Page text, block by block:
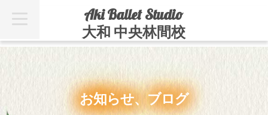
Aki Ballet Studio
大和 中央林間校
t
o
g
お知らせ、ブログ